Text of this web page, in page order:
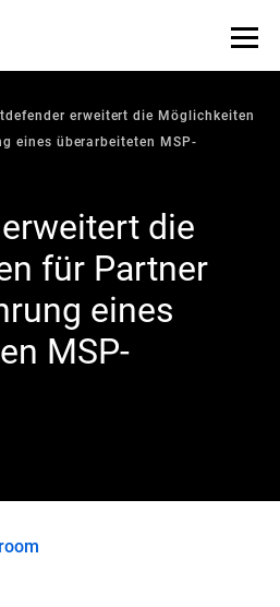
erweitert die Möglichkeiten
eines überarbeiteten MSP-
die
für Partner
eines
MSP-